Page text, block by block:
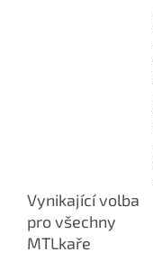
Vynikající volba
pro všechny
MTLkaře